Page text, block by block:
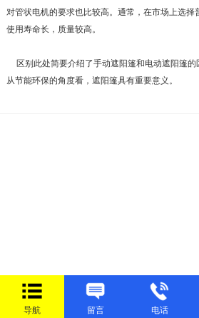
对管状电机的要求也比较高。通常，在市场上选择
使用寿命长，质量较高。
区别此处简要介绍了手动遮阳篷和电动遮阳篷的
从节能环保的角度看，遮阳篷具有重要意义。
导航 留言 电话